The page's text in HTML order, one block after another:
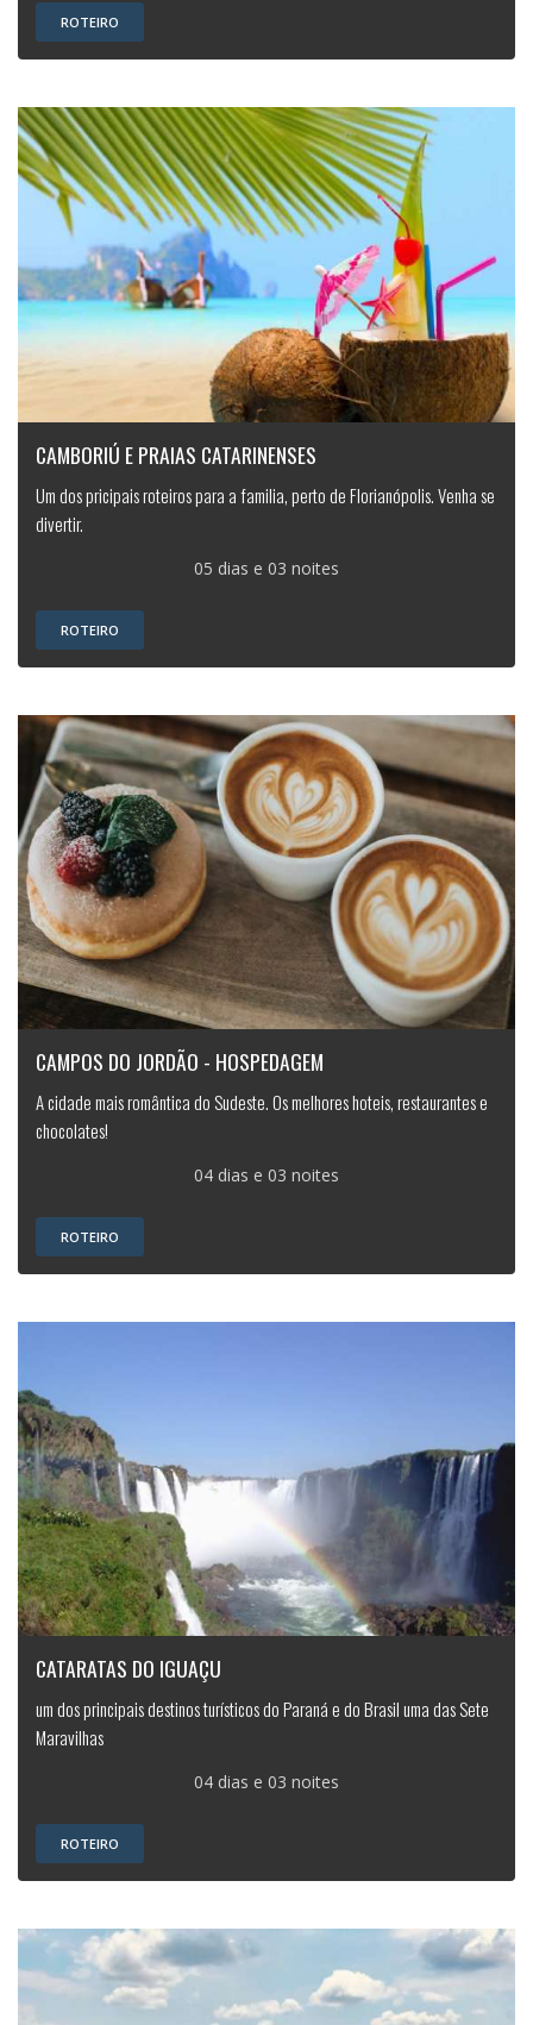
ROTEIRO
CAMBORIÚ E PRAIAS CATARINENSES
Um dos pricipais roteiros para a familia, perto de Florianópolis. Venha se
divertir.
05 dias e 03 noites
ROTEIRO
CAMPOS DO JORDÃO - HOSPEDAGEM
A cidade mais romântica do Sudeste. Os melhores hoteis, restaurantes e
chocolates!
04 dias e 03 noites
ROTEIRO
CATARATAS DO IGUAÇU
um dos principais destinos turísticos do Paraná e do Brasil uma das Sete
Maravilhas
04 dias e 03 noites
ROTEIRO